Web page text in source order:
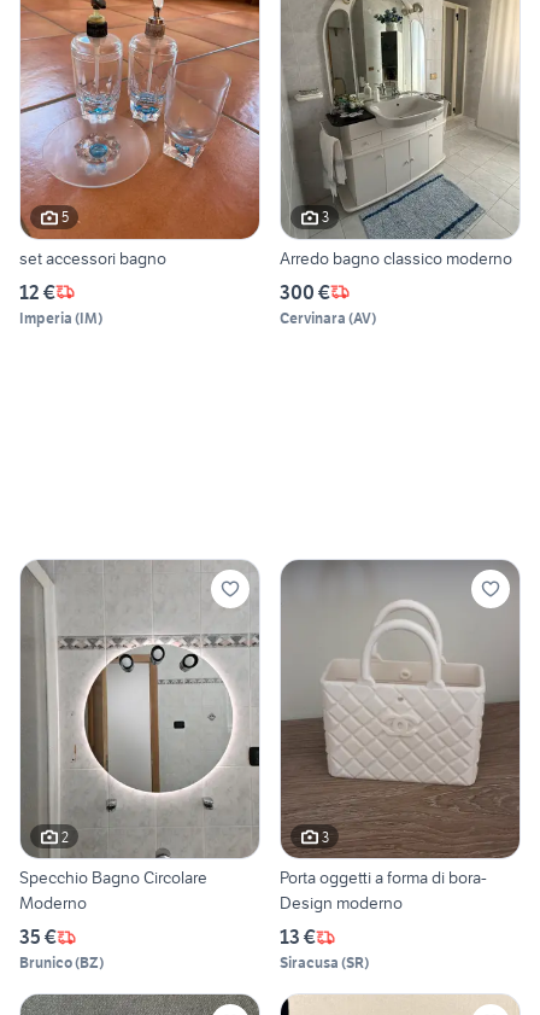
5
set accessori bagno
12 €
Imperia (IM)
3
Arredo bagno classico moderno
300 €
Cervinara (AV)
2
Specchio Bagno Circolare
Moderno
35 €
Brunico(BZ)
3
Porta oggetti a forma di bora-
Design moderno
13 €
Siracusa (SR)